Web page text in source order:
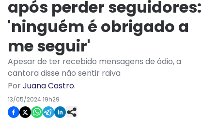
após perder seguidores:
'ninguém é obrigado a
me seguir'
Apesar de ter recebido mensagens de ódio, a
cantora disse não sentir raiva
PorJuana Castro.
13/05/2024 19h29